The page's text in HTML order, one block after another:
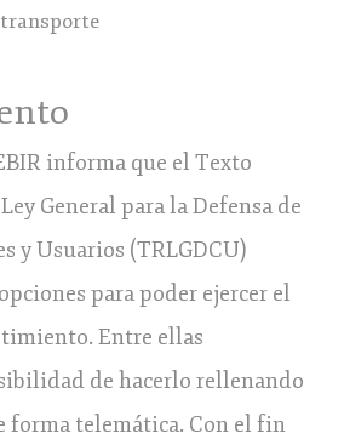
informa que el Texto
General para la Defensa de
y Usuarios (TRLGDCU)
para poder ejercer el
Entre ellas
de hacerlo rellenando
forma telemática. Con el fin